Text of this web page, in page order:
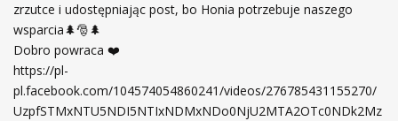
zrzutce i udostępniając post, bo Honia potrzebuje naszego
wsparcia🌲🎅🌲
Dobro powraca ❤️
https://pl-
pl.facebook.com/104574054860241/videos/276785431155270/
UzpfSTMxNTU5NDI5NTIxNDMxNDo0NjU2MTA2OTc0NDk2Mz